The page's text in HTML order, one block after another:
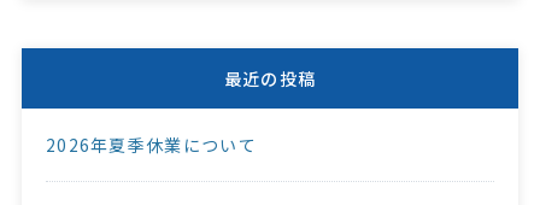
最近の投稿
2026年夏季休業について